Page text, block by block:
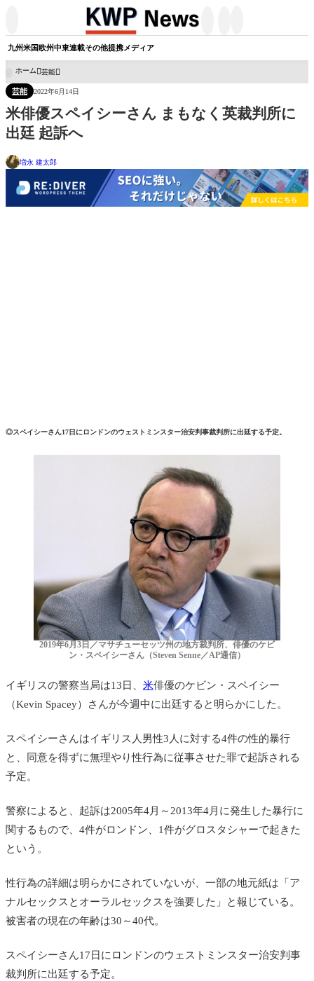
九州米国欧州中東連載その他提携メディア
ホーム 芸能
芸能 2022年6月14日
米俳優スペイシーさん まもなく英裁判所に
出廷 起訴へ
増永 建太郎
◎スペイシーさん17日にロンドンのウェストミンスター治安判事裁判所に出廷する予定。
2019年6月3日／マサチューセッツ州の地方裁判所、俳優のケビ
ン・スペイシーさん（Steven Senne／AP通信）
イギリスの警察当局は13日、 米俳優のケビン・スペイシー
（Kevin Spacey）さんが今週中に出廷すると明らかにした。
スペイシーさんはイギリス人男性3人に対する4件の性的暴行
と、同意を得ずに無理やり性行為に従事させた罪で起訴される
予定。
警察によると、起訴は2005年4月～2013年4月に発生した暴行に
関するもので、4件がロンドン、1件がグロスタシャーで起きた
という。
性行為の詳細は明らかにされていないが、一部の地元紙は「ア
ナルセックスとオーラルセックスを強要した」と報じている。
被害者の現在の年齢は30～40代。
スペイシーさん17日にロンドンのウェストミンスター治安判事
裁判所に出廷する予定。